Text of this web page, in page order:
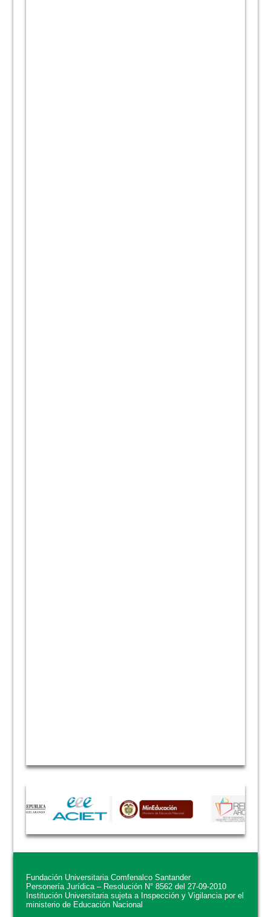
Fundación Universitaria Comfenalco Santander
Personería Jurídica – Resolución N° 8562 del 27-09-2010
Institución Universitaria sujeta a Inspección y Vigilancia por el
ministerio de Educación Nacional